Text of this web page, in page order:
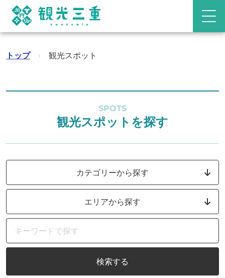
トップ › 観光スポット
SPOTS
観光スポットを探す
カテゴリーから探す
エリアから探す
検索する